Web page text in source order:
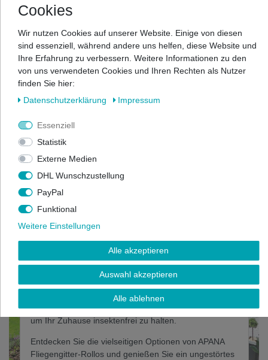
Effektiver Insektenschutz mit
Stil: Fliegengitter-Rollos von
APANA
einen flexiblen und effektiven Schutz vor Insekten, der
sich dezent und stilvoll in Ihr Wohnambiente einfügt.
Dank der einfachen Montage, hochwertigen
Materialien und individuellen
Anpassungsmöglichkeiten sind sie die perfekte Wahl,
um Ihr Zuhause insektenfrei zu halten.
Entdecken Sie die vielseitigen Optionen von APANA
Fliegengitter-Rollos und genießen Sie ein ungestörtes
Cookies
Wir nutzen Cookies auf unserer Website. Einige von diesen
sind essenziell, während andere uns helfen, diese Website und
Ihre Erfahrung zu verbessern. Weitere Informationen zu den
von uns verwendeten Cookies und Ihren Rechten als Nutzer
finden Sie hier:
Daten­schutz­erklärung
Impressum
Essenziell
Statistik
Externe Medien
DHL Wunschzustellung
PayPal
Funktional
Weitere Einstellungen
Alle akzeptieren
Auswahl akzeptieren
Alle ablehnen